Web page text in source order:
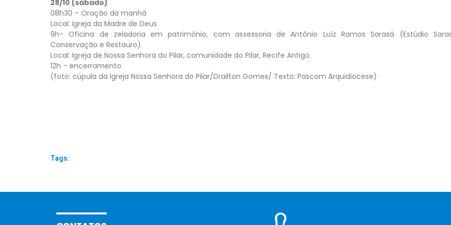
28/10 (sábado)
08h30 – Oração da manhã
Local: igreja da Madre de Deus
9h- Oficina de zeladoria em patrimônio, com assessoria de Antônio Luíz Ramos Sarasá (Estúdio
Conservação e Restauro).
Local: Igreja de Nossa Senhora do Pilar, comunidade do Pilar, Recife Antigo.
12h – encerramento
(foto: cúpula da Igreja Nossa Senhora do Pilar/Drailton Gomes/ Texto: Pascom Arquidiocese)
Tags: